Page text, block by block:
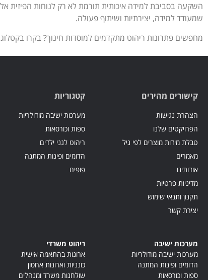
השקעה בסביבת למידה איכותית תורמת לא רק לנוחות הפיזית
שמעודד למידה, יצירתיות ושיתוף פעולה.
מחפשים פתרונות ריהוט מתקדמים למוסדות חינוך? בקרו
קישורים מהירים
הצהרת נגישות
הפרויקטים שלנו
טבלת מידות מוצרים לפי גיל
מאמרים
אודותינו
מדיניות פרטיות
תקנון ותנאי שימוש
יצירת קשר
קטגוריות
מערכות ישיבה מודולריות
ספות וכורסאות
ריהוט לגני ילדים
הדומים ופינות המתנה
פופים
מערכות ישיבה
מערכות ישיבה מודולריות
הדומים ופינות המתנה
ספות וכורסאות
ריהוט משרדי
ארונות בהתאמה אישית
כונניות וארונות אחסון
שולחנות משרד ומנהלים